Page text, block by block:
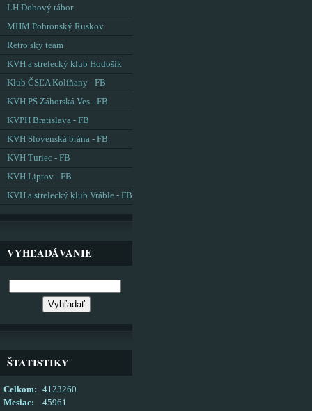
LH Dobový tábor
MHM Pohronský Ruskov
Retro sky team
KVH a strelecký klub Hodošík
Klub ČSĽA Kolíňany - FB
KVH PS Záhorská Ves - FB
KVPH Bratislava - FB
KVH Slovenská brána - FB
KVH Turiec - FB
KVH Liptov - FB
KVH a strelecký klub Vráble - FB
VYHĽADÁVANIE
ŠTATISTIKY
Celkom:
4123260
Mesiac:
45961